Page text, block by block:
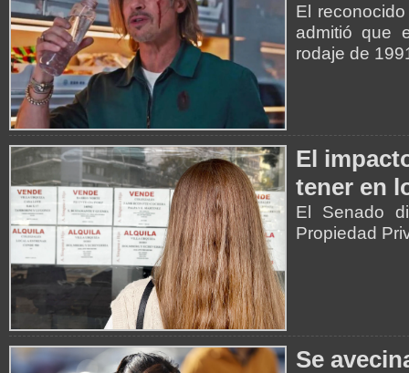
El
admitió que
rodaje de
El
tener en
El Senado
Propiedad
Se